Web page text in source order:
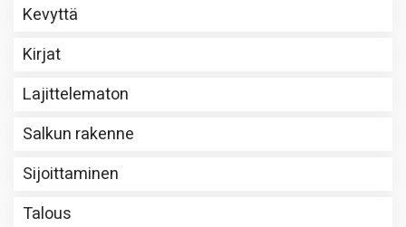
Kevyttä
Kirjat
Lajittelematon
Salkun rakenne
Sijoittaminen
Talous